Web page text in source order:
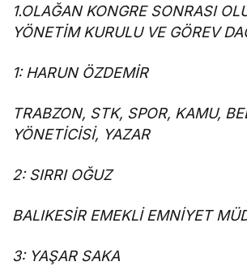
1.OLAĞAN KONGRE SONRASI
YÖNETİM KURULU VE GÖREV
1: HARUN ÖZDEMİR
TRABZON, STK, SPOR, KAMU,
YÖNETİCİSİ, YAZAR
2: SIRRI OĞUZ
BALIKESİR EMEKLİ EMNİYET
3: YAŞAR SAKA